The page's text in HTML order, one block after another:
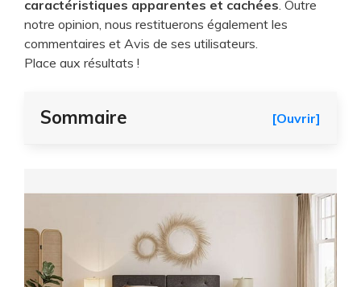
caractéristiques apparentes et cachées. Outre
notre opinion, nous restituerons également les
commentaires et Avis de ses utilisateurs.
Place aux résultats !
Sommaire [Ouvrir]